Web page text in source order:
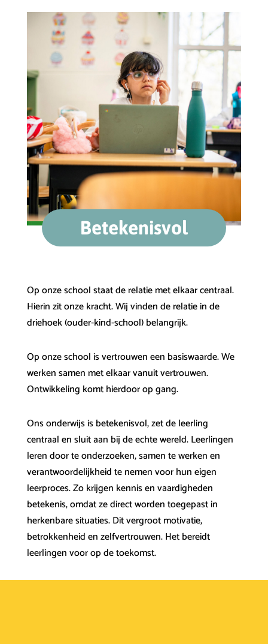
Betekenisvol
Op onze school staat de relatie met elkaar centraal.
Hierin zit onze kracht. Wij vinden de relatie in de
driehoek (ouder-kind-school) belangrijk.
Op onze school is vertrouwen een basiswaarde. We
werken samen met elkaar vanuit vertrouwen.
Ontwikkeling komt hierdoor op gang.
Ons onderwijs is betekenisvol, zet de leerling
centraal en sluit aan bij de echte wereld. Leerlingen
leren door te onderzoeken, samen te werken en
verantwoordelijkheid te nemen voor hun eigen
leerproces. Zo krijgen kennis en vaardigheden
betekenis, omdat ze direct worden toegepast in
herkenbare situaties. Dit vergroot motivatie,
betrokkenheid en zelfvertrouwen. Het bereidt
leerlingen voor op de toekomst.